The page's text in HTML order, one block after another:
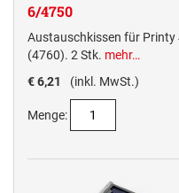
6/4750
Austauschkissen für Printy
(4760). 2 Stk. mehr…
€ 6,21
(inkl. MwSt.)
Menge: